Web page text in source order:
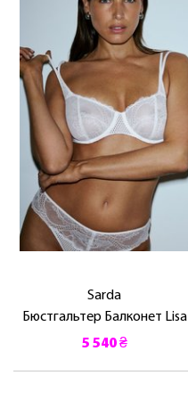
Sarda
Бюстгальтер Балконет Lisa
5 540 ₴